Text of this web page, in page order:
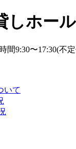
しホー
間9:30〜17:30(不定
いて